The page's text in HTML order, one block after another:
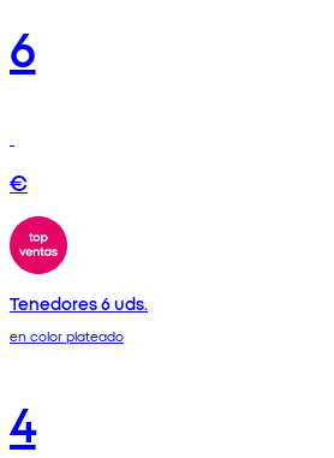
6
€
Tenedores 6 uds.
en color plateado
4